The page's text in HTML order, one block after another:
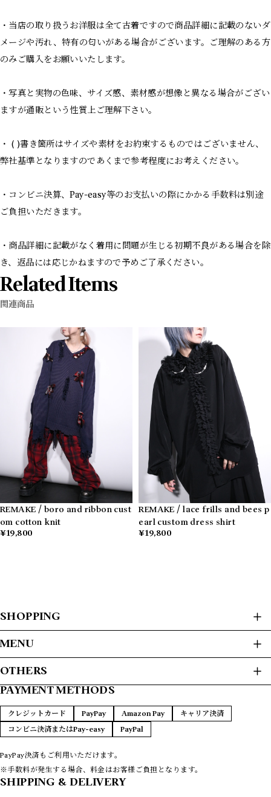
・当店の取り扱うお洋服は全て古着ですので商品詳細に記載のないダ
メージや汚れ、特有の匂いがある場合がございます。ご理解のある方
のみご購入をお願いいたします。
・写真と実物の色味、サイズ感、素材感が想像と異なる場合がござい
ますが通販という性質上ご理解下さい。
・ ( )書き箇所はサイズや素材をお約束するものではございません、
弊社基準となりますのであくまで参考程度にお考えください。
・コンビニ決算、Pay-easy等のお支払いの際にかかる手数料は別途
ご負担いただきます。
・商品詳細に記載がなく着用に問題が生じる初期不良がある場合を除
き、返品には応じかねますので予めご了承ください。
Related Items
関連商品
REMAKE / boro and ribbon cust
om cotton knit
¥19,800
REMAKE / lace frills and bees p
earl custom dress shirt
¥19,800
SHOPPING
ALL ITEMS
JACKET / BLOUSON
S/S SHIRTS
SWEAT / HOODIE
SWEATER
T-SHIRTS
VEST
COATS
LEATHER
MENU
HOME
PAYMENT METHODS
FAQ
CONTACT
OTHERS
プライバシーポリシー
特定商取引法に基づく表記
PAYMENT METHODS
クレジットカード PayPay Amazon Pay
キャリア決済
コンビニ決済またはPay-easy
PayPal
PayPay決済もご利用いただけます。
※手数料が発生する場合、料金はお客様ご負担となります。
SHIPPING & DELIVERY